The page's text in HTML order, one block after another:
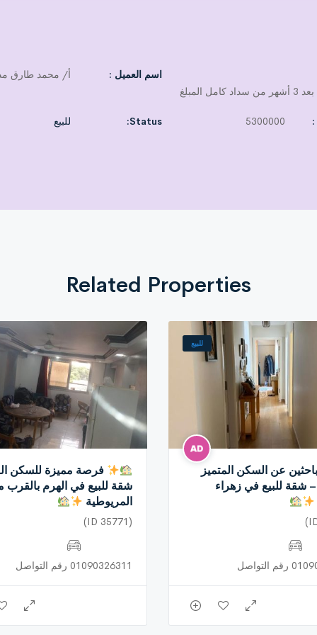
طلبًا بمدينة نصر.
نصر.
المبلغ
اسم العميل : أ/ محمد طارق
5300000
Status: للبيع
Related Properties
للبيع
عن السكن المتميز
– شقة للبيع في زهراء
التواصل
فرصة مميزة للسكن
شقة للبيع في الهرم بالقرب
المريوطية
(ID 35771)
01090326311 رقم التواصل